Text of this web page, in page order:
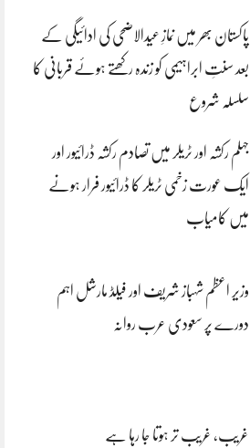
پاکستان بھر میں نمازِ عیدالاضحی کی ادائیگی کے
بعد سنتِ ابراہیمی کو زندہ رکھتے ہوئے قربانی کا
سلسلہ شروع
جہلم رکشہ اور ٹریلر میں تصادم رکشہ ڈرائیور اور
ایک عورت زخمی ٹریلر کا ڈرائیور فرار ہونے
میں کامیاب
وزیر اعظم شہباز شریف اور فیلڈ مارشل اہم
دورے پر سعودی عرب روانہ
غریب، غریب تر ہوتا جا رہا ہے